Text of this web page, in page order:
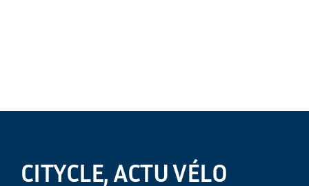
CITYCLE, ACTU VÉLO